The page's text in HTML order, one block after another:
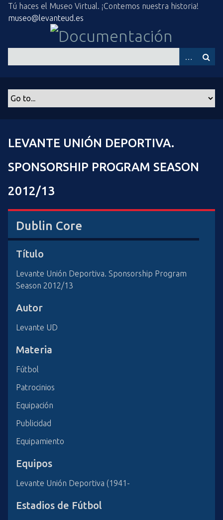
Tú haces el Museo Virtual. ¡Contemos nuestra historia!
museo@levanteud.es
LEVANTE UNIÓN DEPORTIVA.
SPONSORSHIP PROGRAM SEASON
2012/13
Dublin Core
Título
Levante Unión Deportiva. Sponsorship Program
Season 2012/13
Autor
Levante UD
Materia
Fútbol
Patrocinios
Equipación
Publicidad
Equipamiento
Equipos
Levante Unión Deportiva (1941-
Estadios de Fútbol